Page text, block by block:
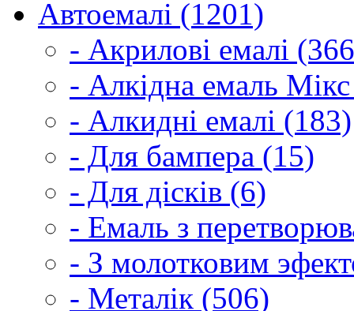
Автоемалі (1201)
- Акрилові емалі
- Алкідна емаль
- Алкидні емалі (183)
- Для бампера (15)
- Для дісків (6)
- Емаль з
- З молотковим
- Металік (506)